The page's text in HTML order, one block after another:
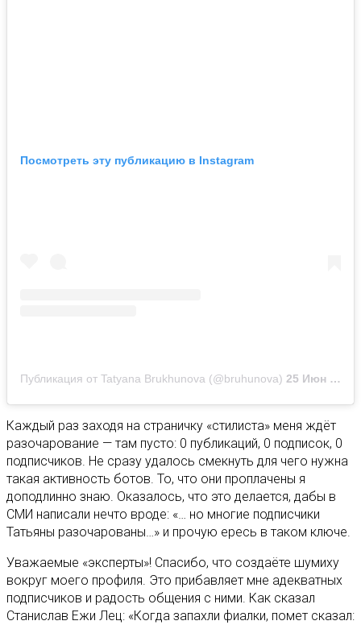
Посмотреть эту публикацию в Instagram
Публикация от Tatyana Brukhunova (@bruhunova) 25 Июн 2020 в 5:36 PDT
Каждый раз заходя на страничку «стилиста» меня ждёт
разочарование — там пусто: 0 публикаций, 0 подписок, 0
подписчиков. Не сразу удалось смекнуть для чего нужна
такая активность ботов. То, что они проплачены я
доподлинно знаю. Оказалось, что это делается, дабы в
СМИ написали нечто вроде: «… но многие подписчики
Татьяны разочарованы…» и прочую ересь в таком ключе.
Уважаемые «эксперты»! Спасибо, что создаёте шумиху
вокруг моего профиля. Это прибавляет мне адекватных
подписчиков и радость общения с ними. Как сказал
Станислав Ежи Лец: «Когда запахли фиалки, помет сказал: